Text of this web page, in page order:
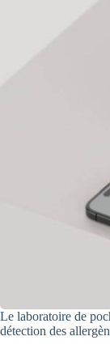
Le laboratoire de
détection des